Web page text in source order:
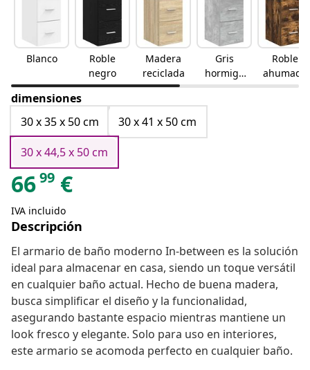
Blanco
Roble
negro
Madera
reciclada
Gris
hormigó
n
Roble
ahumado
dimensiones
30 x 35 x 50 cm
30 x 41 x 50 cm
30 x 44,5 x 50 cm
6699 €
IVA incluido
Descripción
El armario de baño moderno In-between es la solución
ideal para almacenar en casa, siendo un toque versátil
en cualquier baño actual. Hecho de buena madera,
busca simplificar el diseño y la funcionalidad,
asegurando bastante espacio mientras mantiene un
look fresco y elegante. Solo para uso en interiores,
este armario se acomoda perfecto en cualquier baño.